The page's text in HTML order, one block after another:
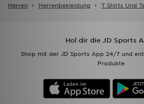
Herren Herrenbekleidung T Shirts Und
Hol dir die JD Sports
Shop mit der JD Sports App 24/7 und
Produkte